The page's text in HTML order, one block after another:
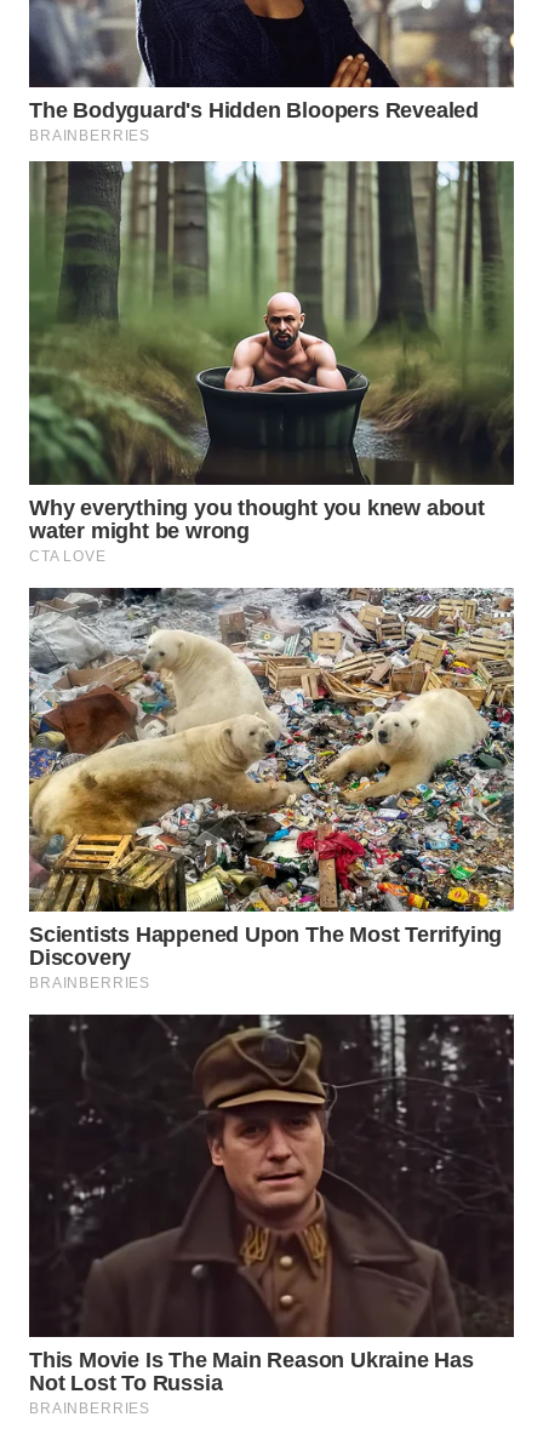
Wahana
Group
NEWS
WAHANA
TANI
WAHANA
ADVOKAT
WAHANA
INFRASTRUKTUR
WAHANA
KONSUMEN
WAHANA
LISTRIK
WAHANA
TRAVEL
WAHANA
TV
WAHANANEWS
ID
WAHANANEWS
CO ID
WAHANANEWS
SPORT
WAHANA
UMKM
SELEB
WAHANA